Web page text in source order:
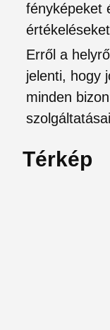
fényképeket
Erről a
jelenti, hogy
minden
Térkép